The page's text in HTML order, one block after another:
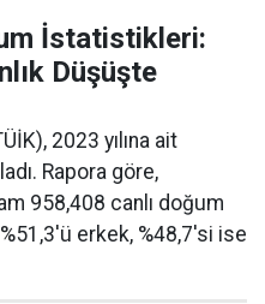
İstatistikleri:
Düşüşte
2023 yılına ait
Rapora göre,
958,408 canlı doğum
erkek, %48,7'si ise